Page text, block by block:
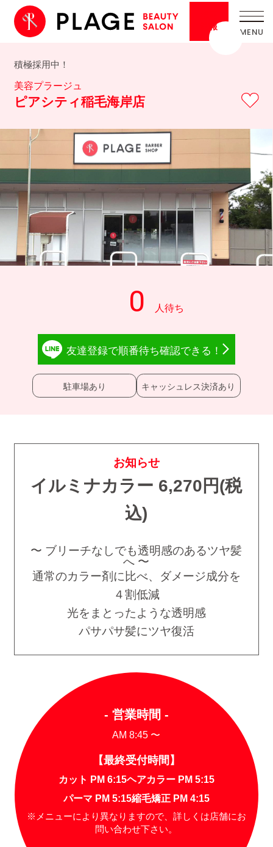
情報
積極採用中！
美容プラージュ
ピアシティ稲毛海岸店
駐車場あり キャッシュレス決済あり
友達登録で順番待ち確認できる！
お知らせ
イルミナカラー 6,270円(税
込)
〜 ブリーチなしでも透明感のあるツヤ髪
へ 〜
通常のカラー剤に比べ、ダメージ成分を
４割低減
光をまとったような透明感
パサパサ髪にツヤ復活
- 営業時間 -
AM 8:45 〜
【最終受付時間】
カット PM 6:15ヘアカラー PM 5:15
パーマ PM 5:15縮毛矯正 PM 4:15
※メニューにより異なりますので、詳しくは店舗にお
問い合わせ下さい。